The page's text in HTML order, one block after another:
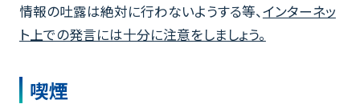
情報の吐露は絶対に行わないようする等、インターネッ
ト上での発言には十分に注意をしましょう。
喫煙